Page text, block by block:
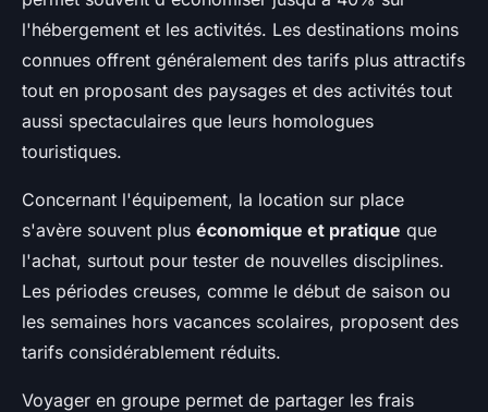
l'hébergement et les activités. Les destinations moins
connues offrent généralement des tarifs plus attractifs
tout en proposant des paysages et des activités tout
aussi spectaculaires que leurs homologues
touristiques.
Concernant l'équipement, la location sur place
s'avère souvent plus économique et pratique que
l'achat, surtout pour tester de nouvelles disciplines.
Les périodes creuses, comme le début de saison ou
les semaines hors vacances scolaires, proposent des
tarifs considérablement réduits.
Voyager en groupe permet de partager les frais